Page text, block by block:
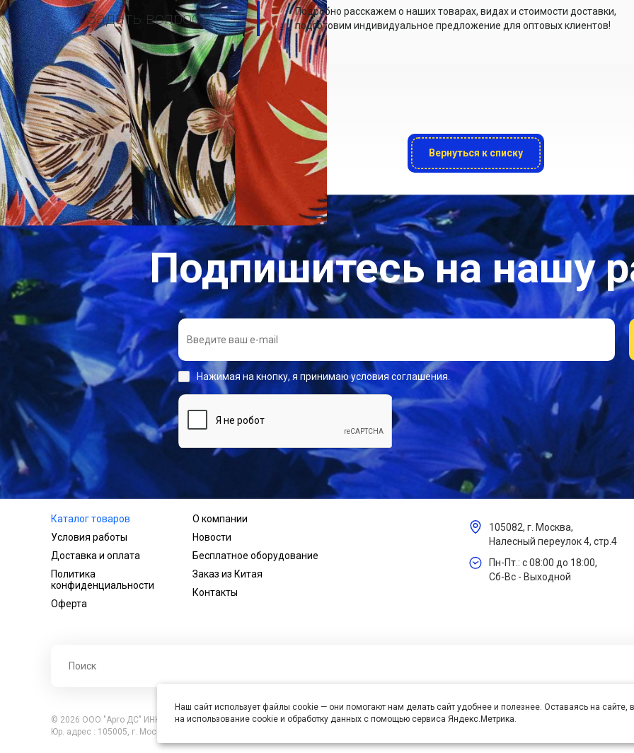
Задать вопрос
Подробно расскажем о наших товарах, видах и стоимости доставки,
подготовим индивидуальное предложение для оптовых клиентов!
Вернуться к списку
Подпишитесь на нашу
Нажимая на кнопку, я принимаю условия соглашения.
Каталог товаров
Условия работы
Доставка и оплата
Политика
конфиденциальности
Оферта
О компании
Новости
Бесплатное оборудование
Заказ из Китая
Контакты
105082, г. Москва,
Налесный переулок 4, стр.4
Пн-Пт.: с 08:00 до 18:00,
Сб-Вс - Выходной
© 2026 ООО "Арго ДС" ИНН 7701121430 ОГРН 1027739360417, Все права защищены
Юр. адрес : 105005, г. Москва, ул. Бауманская, д.20, стр. 3
Наш сайт использует файлы cookie — они помогают нам делать сайт удобнее и полезнее. Оставаясь на сайте,
на использование cookie и обработку данных с помощью сервиса Яндекс.Метрика.